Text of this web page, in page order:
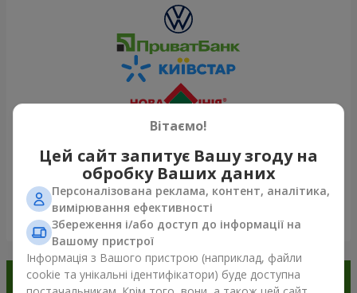
Переглянути все
Замовляйте в додатку
Вітаємо!
Цей сайт запитує Вашу згоду на
обробку Ваших даних
Персоналізована реклама, контент, аналітика,
вимірювання ефективності
Збереження і/або доступ до інформації на
Вашому пристрої
Інформація з Вашого пристрою (наприклад, файли
cookie та унікальні ідентифікатори) буде доступна